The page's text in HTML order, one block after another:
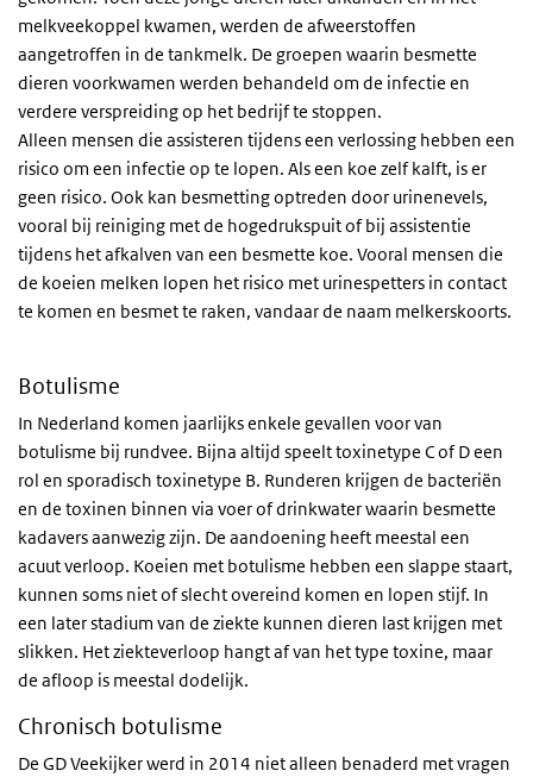
melkveekoppel kwamen, werden de afweerstoffen
aangetroffen in de tankmelk. De groepen waarin besmette
dieren voorkwamen werden behandeld om de infectie en
verdere verspreiding op het bedrijf te stoppen.
Alleen mensen die assisteren tijdens een verlossing hebben een
risico om een infectie op te lopen. Als een koe zelf kalft, is er
geen risico. Ook kan besmetting optreden door urinenevels,
vooral bij reiniging met de hogedrukspuit of bij assistentie
tijdens het afkalven van een besmette koe. Vooral mensen die
de koeien melken lopen het risico met urinespetters in contact
te komen en besmet te raken, vandaar de naam melkerskoorts.
Botulisme
In Nederland komen jaarlijks enkele gevallen voor van
botulisme bij rundvee. Bijna altijd speelt toxinetype C of D een
rol en sporadisch toxinetype B. Runderen krijgen de bacteriën
en de toxinen binnen via voer of drinkwater waarin besmette
kadavers aanwezig zijn. De aandoening heeft meestal een
acuut verloop. Koeien met botulisme hebben een slappe staart,
kunnen soms niet of slecht overeind komen en lopen stijf. In
een later stadium van de ziekte kunnen dieren last krijgen met
slikken. Het ziekteverloop hangt af van het type toxine, maar
de afloop is meestal dodelijk.
Chronisch botulisme
De GD Veekijker werd in 2014 niet alleen benaderd met vragen